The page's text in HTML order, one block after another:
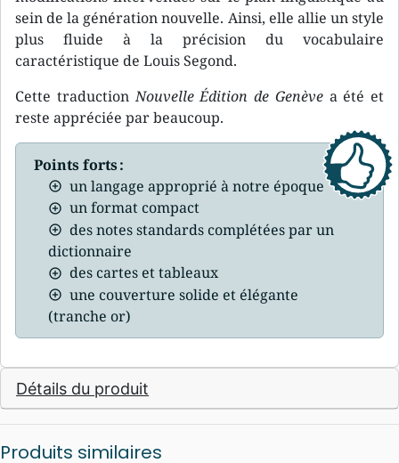
sein de la génération nouvelle. Ainsi, elle allie un style
plus fluide à la précision du vocabulaire
caractéristique de Louis Segond.
Cette traductionNouvelle Édition de Genèvea été et
reste appréciée par beaucoup.
Points forts :
un langage approprié à notre époque
un format compact
des notes standards complétées par un
dictionnaire
des cartes et tableaux
une couverture solide et élégante
(tranche or)
Détails du produit
Produits similaires